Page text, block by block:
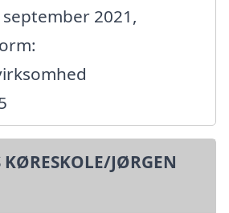
2021,
KØRESKOLE/JØRGEN